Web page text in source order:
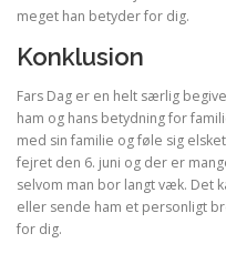
meget han betyder for dig.
Konklusion
Fars Dag er en helt særlig
ham og hans betydning for
med sin familie og føle sig
fejret den 6. juni og der er
selvom man bor langt væk. Det
eller sende ham et personligt
for dig.